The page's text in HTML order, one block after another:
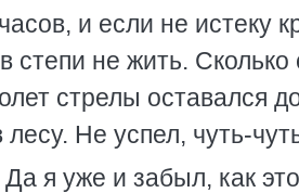
и если не истеку
не жить. Сколько
стрелы оставался
Не успел, чуть-
я уже и забыл, как